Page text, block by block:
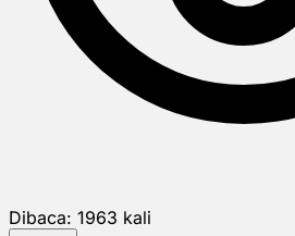
Dibaca: 1963 kali